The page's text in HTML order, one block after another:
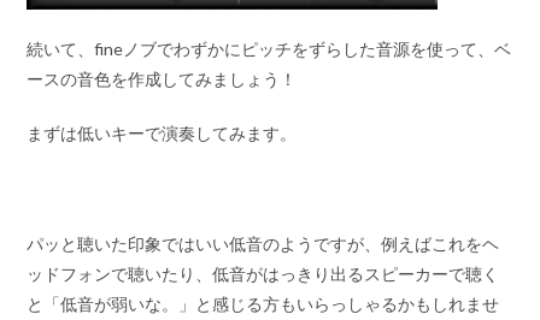
続いて、fineノブでわずかにピッチをずらした音源を使って、ベ
ースの音色を作成してみましょう！
まずは低いキーで演奏してみます。
パッと聴いた印象ではいい低音のようですが、例えばこれをヘ
ッドフォンで聴いたり、低音がはっきり出るスピーカーで聴く
と「低音が弱いな。」と感じる方もいらっしゃるかもしれませ